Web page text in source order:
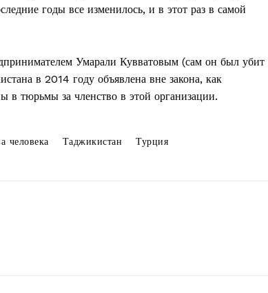
годы все изменилось, и в этот раз в самой
Умарали Кувватовым (сам он был убит
в 2014 году объявлена вне закона, как
в тюрьмы за членство в этой организации.
человека Таджикистан Турция